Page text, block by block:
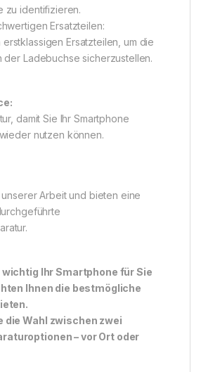
zu identifizieren.
Ersatzteilen:
Ersatzteilen, um die
der Ladebuchse sicherzustellen.
damit Sie Ihr Smartphone
nutzen können.
Arbeit und bieten eine
Ihr Smartphone für Sie
Ihnen die bestmögliche
die Wahl zwischen zwei
– vor Ort oder